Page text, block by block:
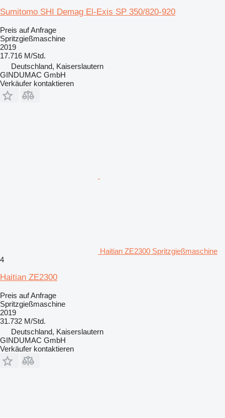
Sumitomo SHI Demag El-Exis SP 350/820-920
Preis auf Anfrage
Spritzgießmaschine
2019
17.716 M/Std.
Deutschland, Kaiserslautern
GINDUMAC GmbH
Verkäufer kontaktieren
Haitian ZE2300 Spritzgießmaschine
4
Haitian ZE2300
Preis auf Anfrage
Spritzgießmaschine
2019
31.732 M/Std.
Deutschland, Kaiserslautern
GINDUMAC GmbH
Verkäufer kontaktieren